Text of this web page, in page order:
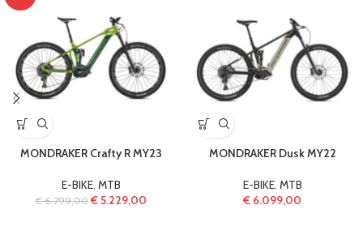
MONDRAKER Crafty R MY23
E-BIKE, MTB
€6.799,00 €5.229,00
MONDRAKER Dusk MY22
E-BIKE, MTB
€ 6.099,00